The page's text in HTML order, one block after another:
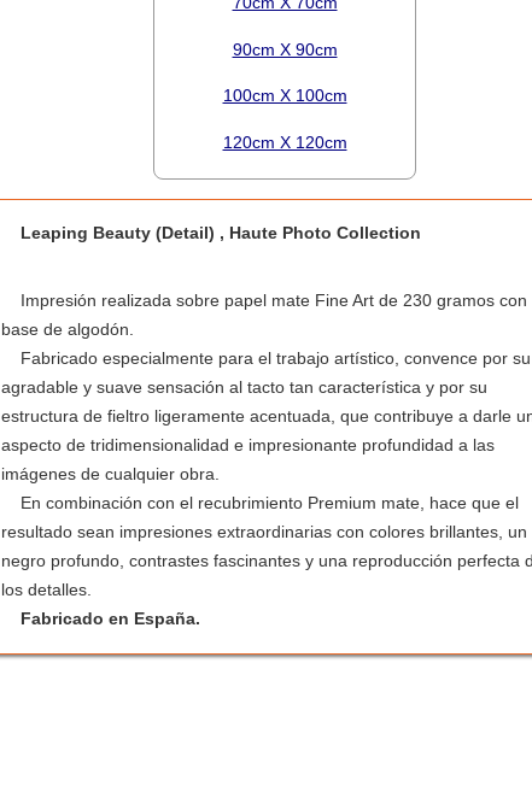
90cm X 90cm
100cm X 100cm
120cm X 120cm
Leaping Beauty (Detail) , Haute Photo Collection
Impresión realizada sobre papel mate Fine Art de 230 gramos con
base de algodón.
Fabricado especialmente para el trabajo artístico, convence por su
agradable y suave sensación al tacto tan característica y por su
estructura de fieltro ligeramente acentuada, que contribuye a darle
aspecto de tridimensionalidad e impresionante profundidad a las
imágenes de cualquier obra.
En combinación con el recubrimiento Premium mate, hace que el
resultado sean impresiones extraordinarias con colores brillantes, un
negro profundo, contrastes fascinantes y una reproducción perfecta
los detalles.
Fabricado en España.